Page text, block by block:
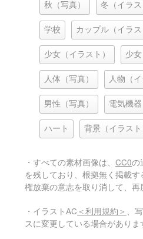
秋（写真） 冬（イラス
学校 カップル（イラス
少女（イラスト） 少女
人体（写真） 人物（イ
男性（写真） 電気機器
ハート 背景（イラスト
・すべての素材画像は、 CC0の
を残しており、根拠無く掲載
権放棄の意志を取り消して、
・イラストAC ＜利用規約＞ 、
スに変更している場合があり